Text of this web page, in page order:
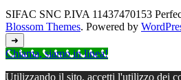
SIFAC SNC P.IVA 11437470153
Blossom Themes. Powered by
➜
Chiama, siamo in linea!
Utilizzando il sito, accetti l'utilizzo dei